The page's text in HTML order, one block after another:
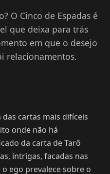
O Cinco de Espadas é
que deixa para trás
em que o desejo
relacionamentos.
das cartas mais difíceis
onde não há
da carta de Tarô
intrigas, facadas nas
ego prevalece sobre o